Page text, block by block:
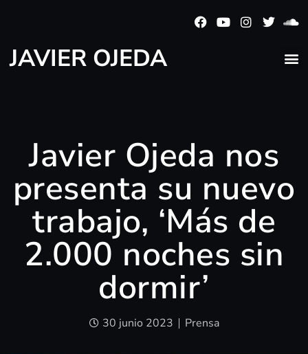
JAVIER OJEDA
Javier Ojeda nos
presenta su nuevo
trabajo, ‘Más de
2.000 noches sin
dormir’
30 junio 2023 Prensa